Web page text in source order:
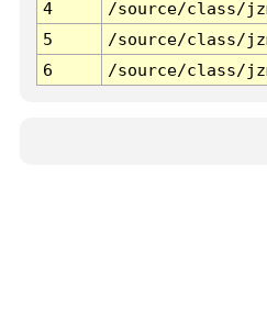
4
/source/class/
5
/source/class/
6
/source/class/